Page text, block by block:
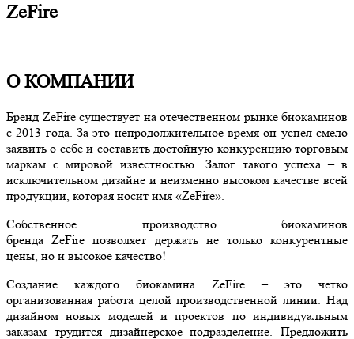
ZeFire
О КОМПАНИИ
Бренд ZeFire существует на отечественном рынке биокаминов
с 2013 года. За это непродолжительное время он успел смело
заявить о себе и составить достойную конкуренцию торговым
маркам с мировой известностью. Залог такого успеха – в
исключительном дизайне и неизменно высоком качестве всей
продукции, которая носит имя «ZeFire».
Собственное производство биокаминов
бренда ZeFire позволяет держать не только конкурентные
цены, но и высокое качество!
Создание каждого биокамина ZeFire – это четко
организованная работа целой производственной линии. Над
дизайном новых моделей и проектов по индивидуальным
заказам трудится дизайнерское подразделение. Предложить